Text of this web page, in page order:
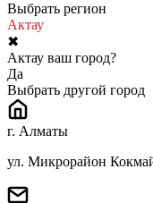
Выбрать регион
Актау
✖
Актау ваш город?
Да
Выбрать другой город
г. Алматы
ул. Микрорайон